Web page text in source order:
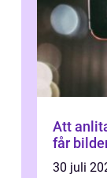
Att
får
30 juli